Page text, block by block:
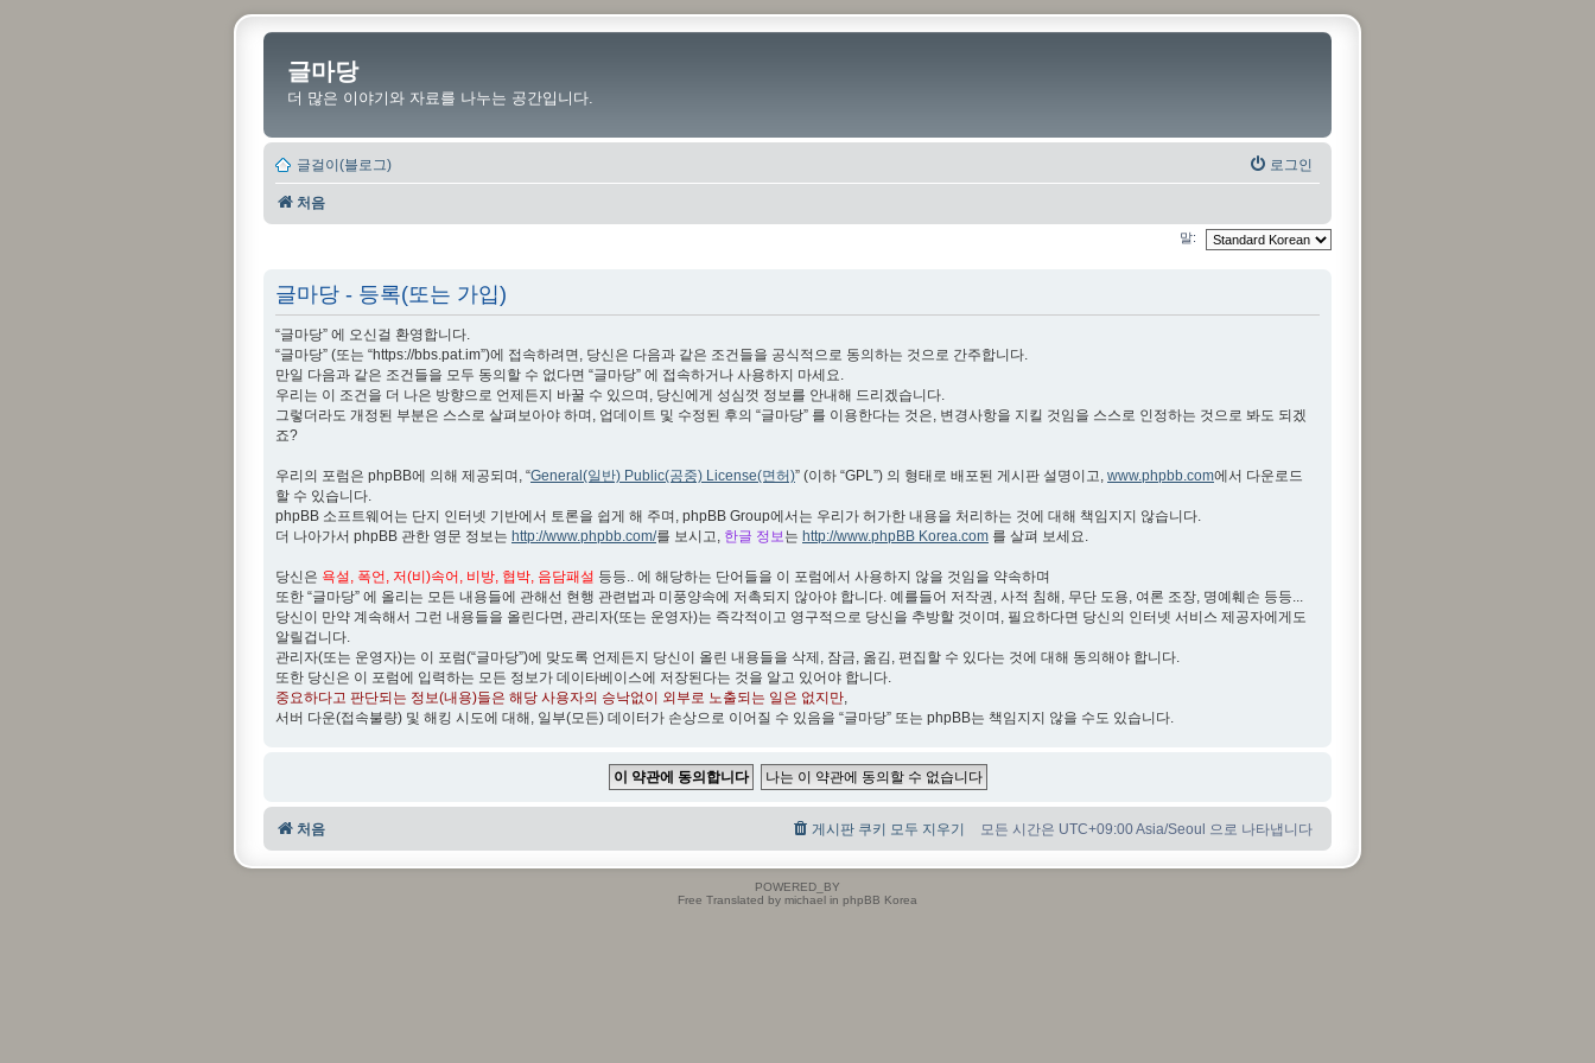
글마당
더 많은 이야기와 자료를 나누는 공간입니다.
글걸이(블로그) 로그인
처음
말:
글마당 - 등록(또는 가입)
“글마당” 에 오신걸 환영합니다.
“글마당” (또는 “https://bbs.pat.im”)에 접속하려면, 당신은 다음과 같은 조건들을 공식적으로 동의하는 것으로 간주합니다.
만일 다음과 같은 조건들을 모두 동의할 수 없다면 “글마당” 에 접속하거나 사용하지 마세요.
우리는 이 조건을 더 나은 방향으로 언제든지 바꿀 수 있으며, 당신에게 성심껏 정보를 안내해 드리겠습니다.
그렇더라도 개정된 부분은 스스로 살펴보아야 하며, 업데이트 및 수정된 후의 “글마당” 를 이용한다는 것은, 변경사항을 지킬 것임을 스스로 인정하는 것으로 봐도 되겠
죠?
우리의 포럼은 phpBB에 의해 제공되며, “General(일반) Public(공중) License(면허)” (이하 “GPL”) 의 형태로 배포된 게시판 설명이고, www.phpbb.com에서 다운로드
할 수 있습니다.
phpBB 소프트웨어는 단지 인터넷 기반에서 토론을 쉽게 해 주며, phpBB Group에서는 우리가 허가한 내용을 처리하는 것에 대해 책임지지 않습니다.
더 나아가서 phpBB 관한 영문 정보는 http://www.phpbb.com/를 보시고, 한글 정보는 http://www.phpBB Korea.com 를 살펴 보세요.
당신은 욕설, 폭언, 저(비)속어, 비방, 협박, 음담패설 등등.. 에 해당하는 단어들을 이 포럼에서 사용하지 않을 것임을 약속하며
또한 “글마당” 에 올리는 모든 내용들에 관해선 현행 관련법과 미풍양속에 저촉되지 않아야 합니다. 예를들어 저작권, 사적 침해, 무단 도용, 여론 조장, 명예훼손 등등...
당신이 만약 계속해서 그런 내용들을 올린다면, 관리자(또는 운영자)는 즉각적이고 영구적으로 당신을 추방할 것이며, 필요하다면 당신의 인터넷 서비스 제공자에게도
알릴겁니다.
관리자(또는 운영자)는 이 포럼(“글마당”)에 맞도록 언제든지 당신이 올린 내용들을 삭제, 잠금, 옮김, 편집할 수 있다는 것에 대해 동의해야 합니다.
또한 당신은 이 포럼에 입력하는 모든 정보가 데이타베이스에 저장된다는 것을 알고 있어야 합니다.
중요하다고 판단되는 정보(내용)들은 해당 사용자의 승낙없이 외부로 노출되는 일은 없지만,
서버 다운(접속불량) 및 해킹 시도에 대해, 일부(모든) 데이터가 손상으로 이어질 수 있음을 “글마당” 또는 phpBB는 책임지지 않을 수도 있습니다.
처음 모든 시간은 UTC+09:00 Asia/Seoul 으로 나타냅니다
게시판 쿠키 모두 지우기
POWERED_BY
Free Translated by michael in phpBB Korea